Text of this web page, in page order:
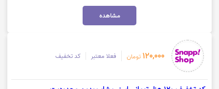
مشاهده
120,000 تومان فعلا معتبر کد تخفیف